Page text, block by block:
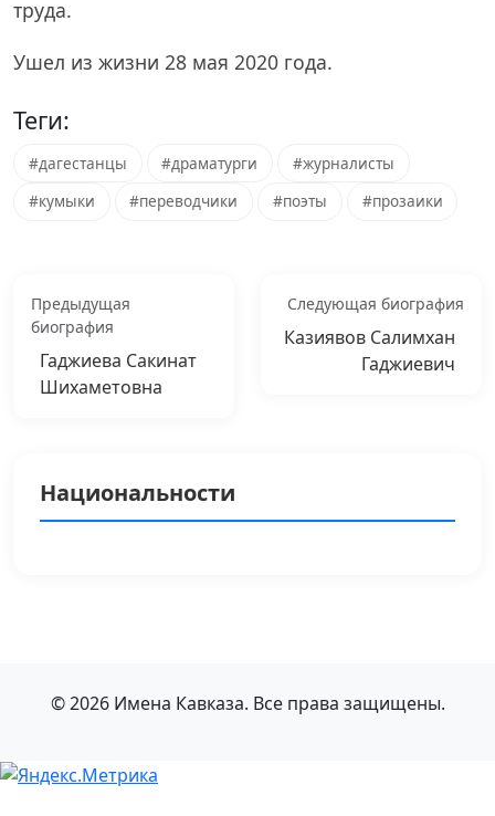
труда.
Ушел из жизни 28 мая 2020 года.
Теги:
#дагестанцы #драматурги
#журналисты
#кумыки
#переводчики #поэты #прозаики
Предыдущая
биография
Гаджиева Сакинат
Шихаметовна
Следующая биография
Казиявов Салимхан
Гаджиевич
Национальности
© 2026 Имена Кавказа. Все права защищены.